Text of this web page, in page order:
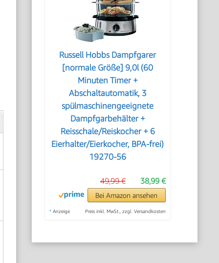
Russell Hobbs Dampfgarer
[normale Größe] 9,0l (60
Minuten Timer +
Abschaltautomatik, 3
spülmaschinengeeignete
Dampfgarbehälter +
Reisschale/Reiskocher + 6
Eierhalter/Eierkocher, BPA-frei)
19270-56
38,99 €
49,99 €
Bei Amazon ansehen
* Anzeige Preis inkl. MwSt., zzgl. Versandkosten